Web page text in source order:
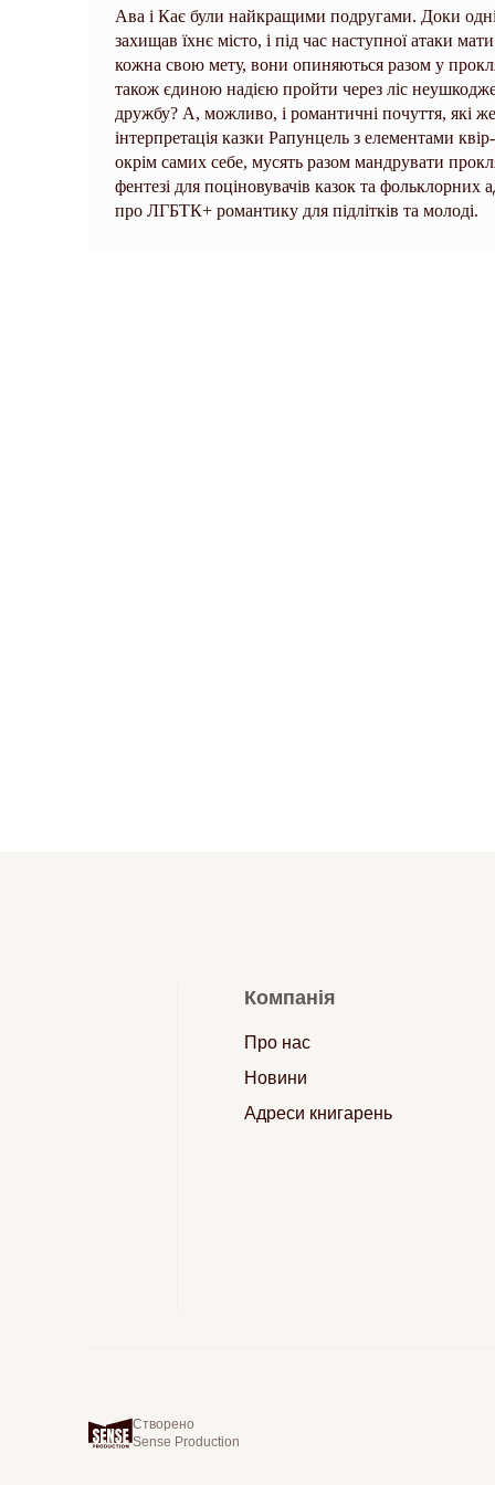
Ава і Кає були найкращими подругами. Доки
захищав їхнє місто, і під час наступної атаки
кожна свою мету, вони опиняються разом у
також єдиною надією пройти через ліс
дружбу? А, можливо, і романтичні почуття, які
інтерпретація казки Рапунцель з елементами
окрім самих себе, мусять разом мандрувати
фентезі для поціновувачів казок та фольклорних
про ЛГБТК+ романтику для підлітків та молоді.
Компанія
Про нас
Новини
Адреси книгарень
Створено
Sense Production